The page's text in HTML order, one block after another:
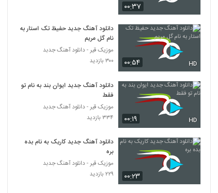
434
دانلود آهنگ فرهنگ فراهانی آروم میری
۴۴۸ بازدید
435
دانلود آهنگ جدید و زیبای مهدی مطلق با نام
شب عشق
۱,۱۴۱ بازدید
آهنگ کشتی بی بادبان از علی نجفی(پاپ)
437
Masoud Mansouri Boghz
۳۸۰ بازدید
دانلود آهنگ جدید و زیبای مهران آتش با نام
من بی تو
۶۰۹ بازدید
۰۰:۳۷
۰۰:۵۴ HD
دانلود آهنگ جدید حفیظ تک استار به
نام گل مریم
موزیک قیر - دانلود آهنگ جدبد
۳۰۰ بازدید
۰۰:۱۹ HD
دانلود آهنگ جدید ایوان بند به نام تو
فقط
موزیک قیر - دانلود آهنگ جدبد
۳۳۴ بازدید
۰۰:۲۳
دانلود آهنگ جدید کاریک به نام بده
بره
موزیک قیر - دانلود آهنگ جدبد
۲۲۹ بازدید